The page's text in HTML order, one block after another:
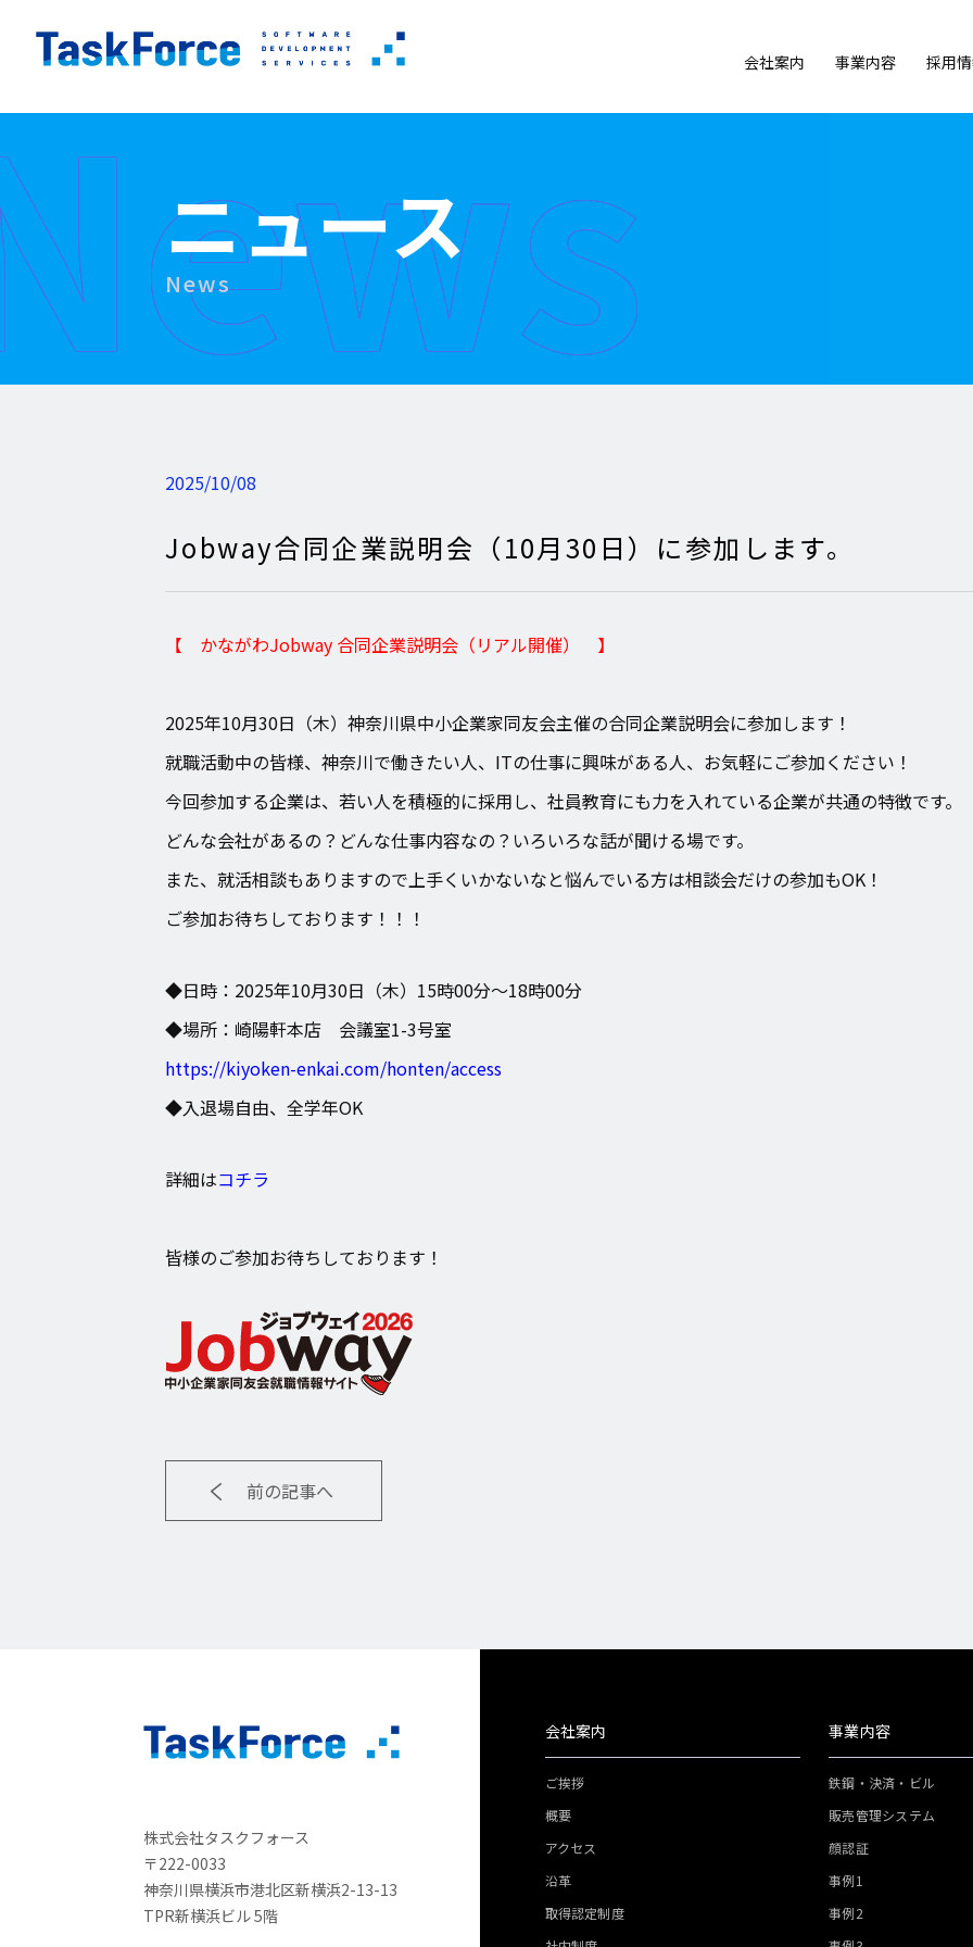
会社案内 事業内容 採用
ニュース
News
2025/10/08
Jobway合同企業説明会（10月30日）に参加します。
【 かながわJobway 合同企業説明会（リアル開催） 】
2025年10月30日（木）神奈川県中小企業家同友会主催の合同企業説明会に参加します！
就職活動中の皆様、神奈川で働きたい人、ITの仕事に興味がある人、お気軽にご参加ください！
今回参加する企業は、若い人を積極的に採用し、社員教育にも力を入れている企業が共通の特徴です。
どんな会社があるの？どんな仕事内容なの？いろいろな話が聞ける場です。
また、就活相談もありますので上手くいかないなと悩んでいる方は相談会だけの参加もOK！
ご参加お待ちしております！！！
◆日時：2025年10月30日（木）15時00分～18時00分
◆場所： 崎陽軒本店 会議室1-3号室
https://kiyoken-enkai.com/honten/access
◆入退場自由、全学年OK
詳細はコチラ
皆様のご参加お待ちしております！
前の記事へ
会社案内
ご挨拶
概要
アクセス
沿革
取得認定制度
事業内容
鉄鋼・決済・ビル
販売管理システム
顔認証
事例1
事例2
株式会社タスクフォース
〒222-0033
神奈川県横浜市港北区新横浜2-13-13
TPR新横浜ビル 5階